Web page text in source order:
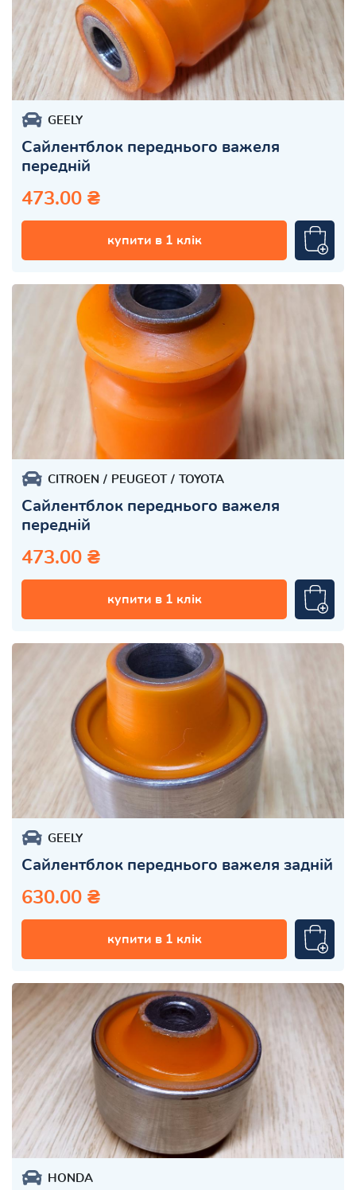
GEELY
Сайлентблок переднього важеля
передній
473.00 ₴
купити в 1 клік
CITROEN PEUGEOT TOYOTA
Сайлентблок переднього важеля
передній
473.00 ₴
купити в 1 клік
GEELY
Сайлентблок переднього важеля задній
630.00 ₴
купити в 1 клік
HONDA